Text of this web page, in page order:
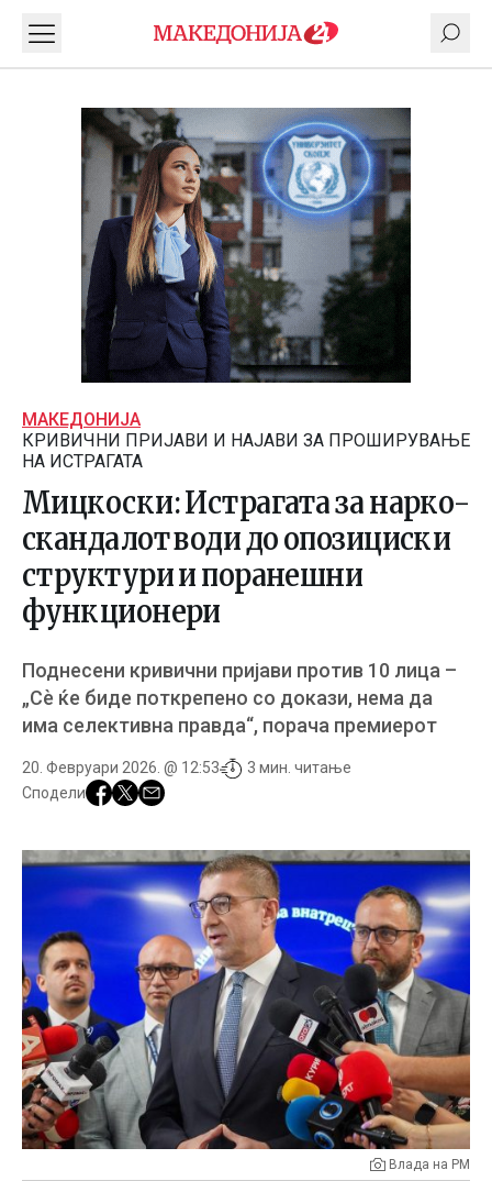
МАКЕДОНИЈА
КРИВИЧНИ ПРИЈАВИ И НАЈАВИ ЗА ПРОШИРУВАЊЕ
НА ИСТРАГАТА
Мицкоски: Истрагата за нарко-
скандалот води до опозициски
структури и поранешни
функционери
Поднесени кривични пријави против 10 лица –
„Сѐ ќе биде поткрепено со докази, нема да
има селективна правда“, порача премиерот
20. Февруари 2026. @ 12:53
3 мин. читање
Сподели
Влада на РМ